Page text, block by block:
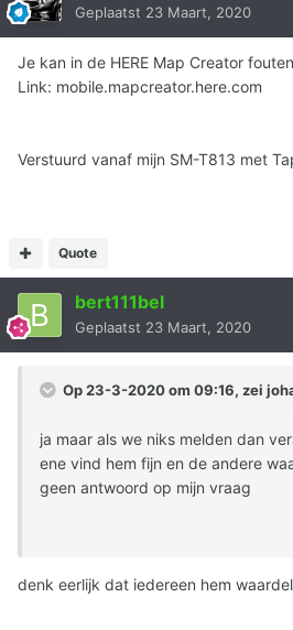
Geplaatst 23 Maart, 2020
Je kan in de HERE Map Creator
Link: mobile.mapcreator.here.com
Verstuurd vanaf mijn SM-T813 met
Quote
bert111bel
Geplaatst 23 Maart, 2020
Op 23-3-2020 om 09:16, zei
ja maar als we niks melden dan
ene vind hem fijn en de andere
geen antwoord op mijn vraag
denk eerlijk dat iedereen hem